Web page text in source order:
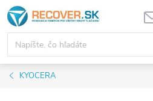
Prejsť
na
obsah
KYOCERA